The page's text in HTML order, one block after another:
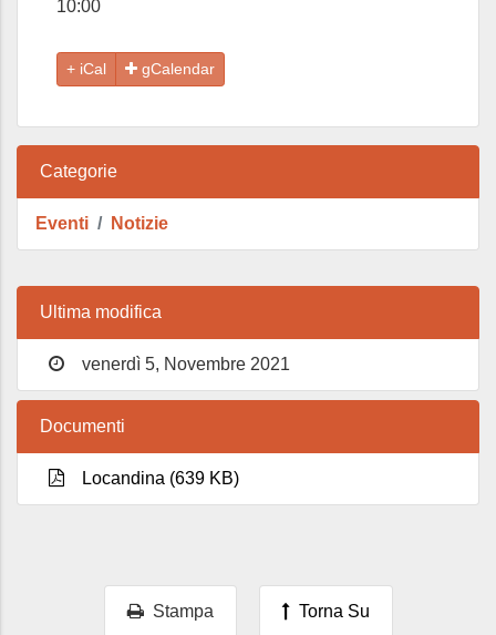
10:00
gCalendar
Categorie
Eventi Notizie
Ultima modifica
venerdì 5, Novembre 2021
Documenti
Locandina (639 KB)
Stampa Torna Su